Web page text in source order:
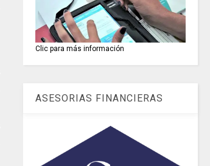
Clic para más información
ASESORIAS FINANCIERAS